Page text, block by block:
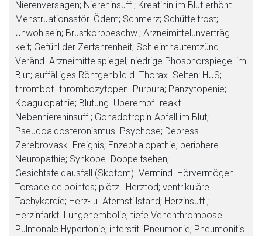
Nierenversagen; Niereninsuff.; Kreatinin im Blut erhöht.
Menstruationsstör. Ödem; Schmerz; Schüttelfrost;
Unwohlsein; Brustkorbbeschw.; Arzneimittelunverträg.-
keit; Gefühl der Zerfahrenheit; Schleimhautentzünd.
Veränd. Arzneimittelspiegel; niedrige Phosphorspiegel im
Blut; auffälliges Röntgenbild d. Thorax. Selten: HUS;
thrombot.-thrombozytopen. Purpura; Panzytopenie;
Koagulopathie; Blutung. Überempf.-reakt.
Nebenniereninsuff.; Gonadotropin-Abfall im Blut;
Pseudoaldosteronismus. Psychose; Depress.
Zerebrovask. Ereignis; Enzephalopathie; periphere
Neuropathie; Synkope. Doppeltsehen;
Gesichtsfeldausfall (Skotom). Vermind. Hörvermögen.
Torsade de pointes; plötzl. Herztod; ventrikuläre
Tachykardie; Herz- u. Atemstillstand; Herzinsuff.;
Herzinfarkt. Lungenembolie; tiefe Venenthrombose.
Pulmonale Hypertonie; interstit. Pneumonie; Pneumonitis.